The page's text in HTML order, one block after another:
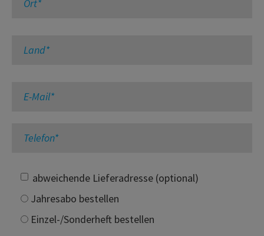
abweichende Lieferadresse (optional)
Jahresabo bestellen
Einzel-/Sonderheft bestellen